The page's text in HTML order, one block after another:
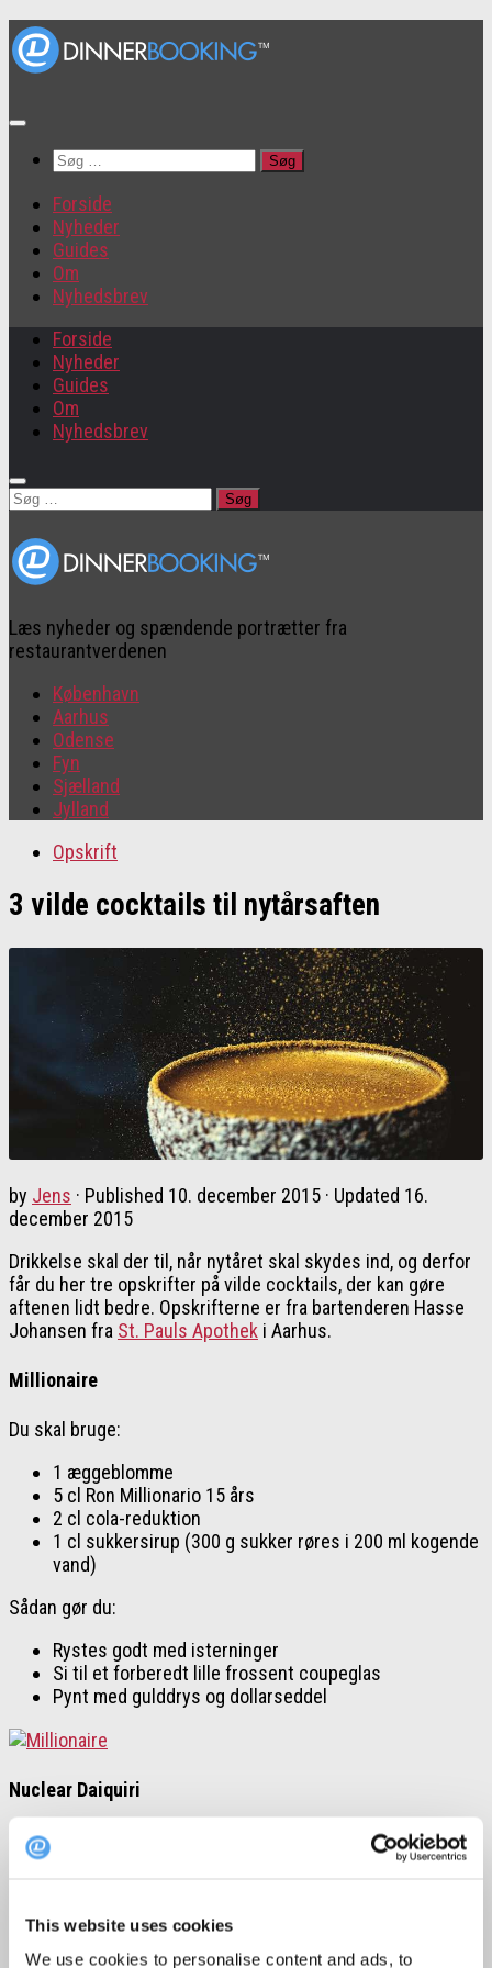
This website uses cookies
We use cookies to personalise content and ads, to
Søg
Forside
Nyheder
Guides
Om
Nyhedsbrev
Forside
Nyheder
Guides
Om
Nyhedsbrev
Søg
Læs nyheder og spændende portrætter fra
restaurantverdenen
København
Aarhus
Odense
Fyn
Sjælland
Jylland
Opskrift
3 vilde cocktails til nytårsaften
by Jens · Published 10. december 2015 · Updated 16.
december 2015
Drikkelse skal der til, når nytåret skal skydes ind, og derfor
får du her tre opskrifter på vilde cocktails, der kan gøre
aftenen lidt bedre. Opskrifterne er fra bartenderen Hasse
Johansen fra St. Pauls Apothek i Aarhus.
Millionaire
Du skal bruge:
1 æggeblomme
5 cl Ron Millionario 15 års
2 cl cola-reduktion
1 cl sukkersirup (300 g sukker røres i 200 ml kogende
vand)
Sådan gør du:
Rystes godt med isterninger
Si til et forberedt lille frossent coupeglas
Pynt med gulddrys og dollarseddel
Nuclear Daiquiri
Du skal bruge:
1 cl Chartreuse grøm
2 cl sukkersirup (300 g sukker røres i 200 ml kogende